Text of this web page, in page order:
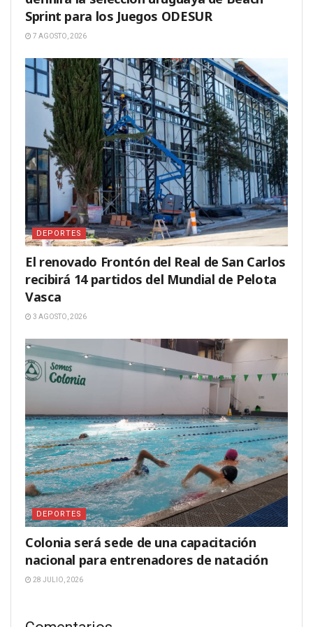
Sprint para los Juegos ODESUR
7 AGOSTO, 2026
DEPORTES
El renovado Frontón del Real de San Carlos
recibirá 14 partidos del Mundial de Pelota
Vasca
3 AGOSTO, 2026
DEPORTES
Colonia será sede de una capacitación
nacional para entrenadores de natación
28 JULIO, 2026